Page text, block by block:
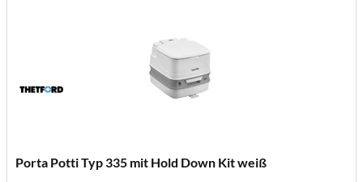
Porta Potti Typ 335 mit Hold Down Kit weiß